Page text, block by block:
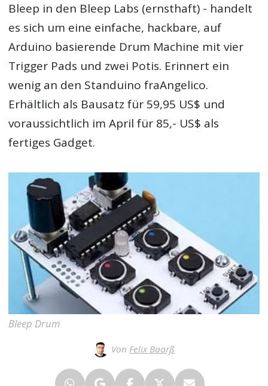
Bleep in den Bleep Labs (ernsthaft) - handelt
es sich um eine einfache, hackbare, auf
Arduino basierende Drum Machine mit vier
Trigger Pads und zwei Potis. Erinnert ein
wenig an den Standuino fraAngelico.
Erhältlich als Bausatz für 59,95 US$ und
voraussichtlich im April für 85,- US$ als
fertiges Gadget.
Bleep Drum
Von Felix Baarß